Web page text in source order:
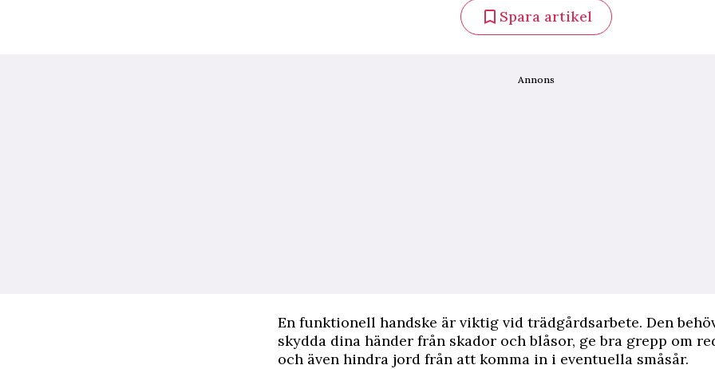
Spara artikel
Annons
En funktionell handske är viktig vid trädgårdsarbete. Den
skydda dina händer från skador och blåsor, ge bra grepp om
och även hindra jord från att komma in i eventuella småsår.